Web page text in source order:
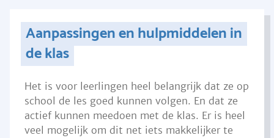
Aanpassingen en hulpmiddelen in
de klas
Het is voor leerlingen heel belangrijk dat ze op
school de les goed kunnen volgen. En dat ze
actief kunnen meedoen met de klas. Er is heel
veel mogelijk om dit net iets makkelijker te